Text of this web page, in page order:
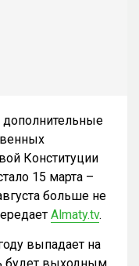
дополнительные
Конституции
15 марта –
больше не
Almaty.tv.
выпадает на